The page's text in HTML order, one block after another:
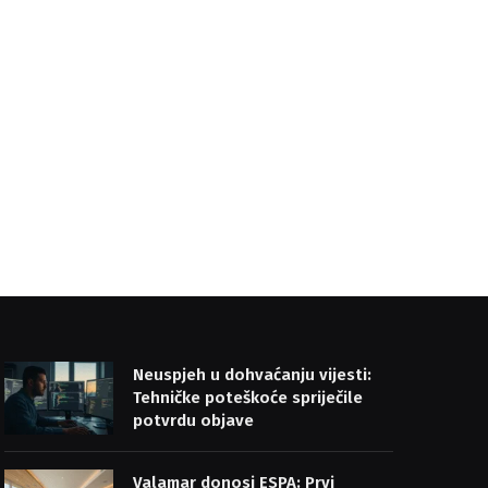
Neuspjeh u dohvaćanju vijesti:
Tehničke poteškoće spriječile
potvrdu objave
Valamar donosi ESPA: Prvi